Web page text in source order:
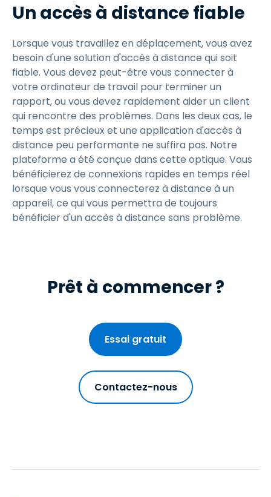
Un accès à distance fiable
Lorsque vous travaillez en déplacement, vous avez
besoin d'une solution d'accès à distance qui soit
fiable. Vous devez peut-être vous connecter à
votre ordinateur de travail pour terminer un
rapport, ou vous devez rapidement aider un client
qui rencontre des problèmes. Dans les deux cas, le
temps est précieux et une application d'accès à
distance peu performante ne suffira pas. Notre
plateforme a été conçue dans cette optique. Vous
bénéficierez de connexions rapides en temps réel
lorsque vous vous connecterez à distance à un
appareil, ce qui vous permettra de toujours
bénéficier d'un accès à distance sans problème.
Prêt à commencer ?
Essai gratuit
Contactez-nous